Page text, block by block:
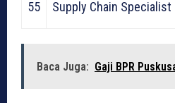
55 Supply Chain Specialist
Baca Juga: Gaji BPR